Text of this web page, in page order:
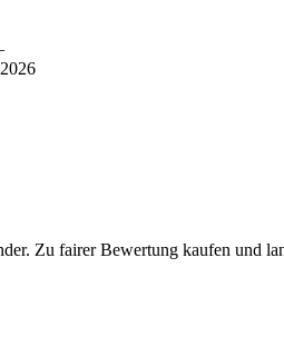
Zu fairer Bewertung kaufen und